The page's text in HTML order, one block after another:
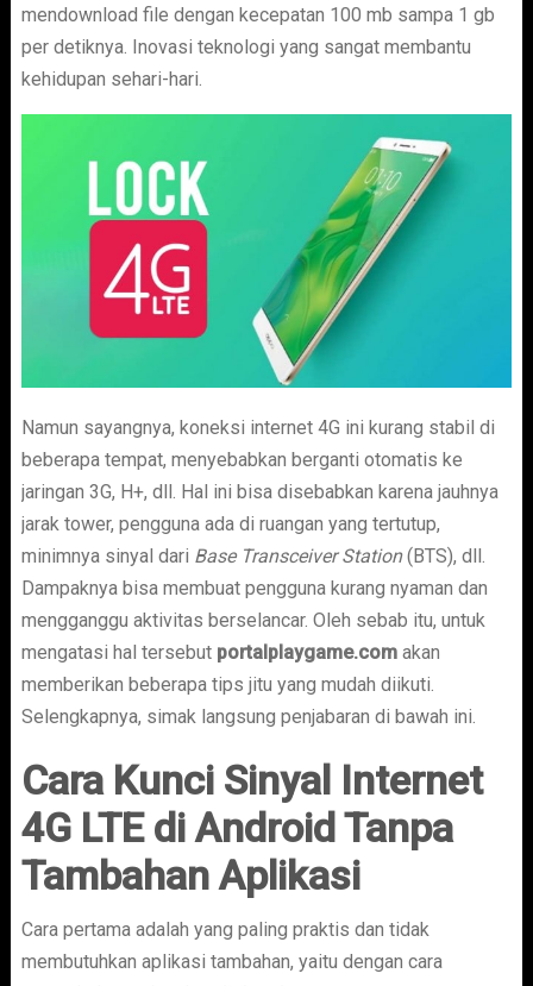
mendownload file dengan kecepatan 100 mb sampa 1 gb
per detiknya. Inovasi teknologi yang sangat membantu
kehidupan sehari-hari.
Namun sayangnya, koneksi internet 4G ini kurang stabil di
beberapa tempat, menyebabkan berganti otomatis ke
jaringan 3G, H+, dll. Hal ini bisa disebabkan karena jauhnya
jarak tower, pengguna ada di ruangan yang tertutup,
minimnya sinyal dari Base Transceiver Station(BTS), dll.
Dampaknya bisa membuat pengguna kurang nyaman dan
mengganggu aktivitas berselancar. Oleh sebab itu, untuk
mengatasi hal tersebut portalplaygame.com akan
memberikan beberapa tips jitu yang mudah diikuti.
Selengkapnya, simak langsung penjabaran di bawah ini.
Cara Kunci Sinyal Internet
4G LTE di Android Tanpa
Tambahan Aplikasi
Cara pertama adalah yang paling praktis dan tidak
membutuhkan aplikasi tambahan, yaitu dengan cara